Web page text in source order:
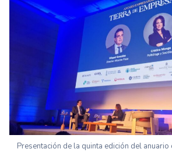
Presentación de la quinta edición del